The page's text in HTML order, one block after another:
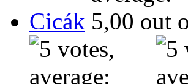
Cicák